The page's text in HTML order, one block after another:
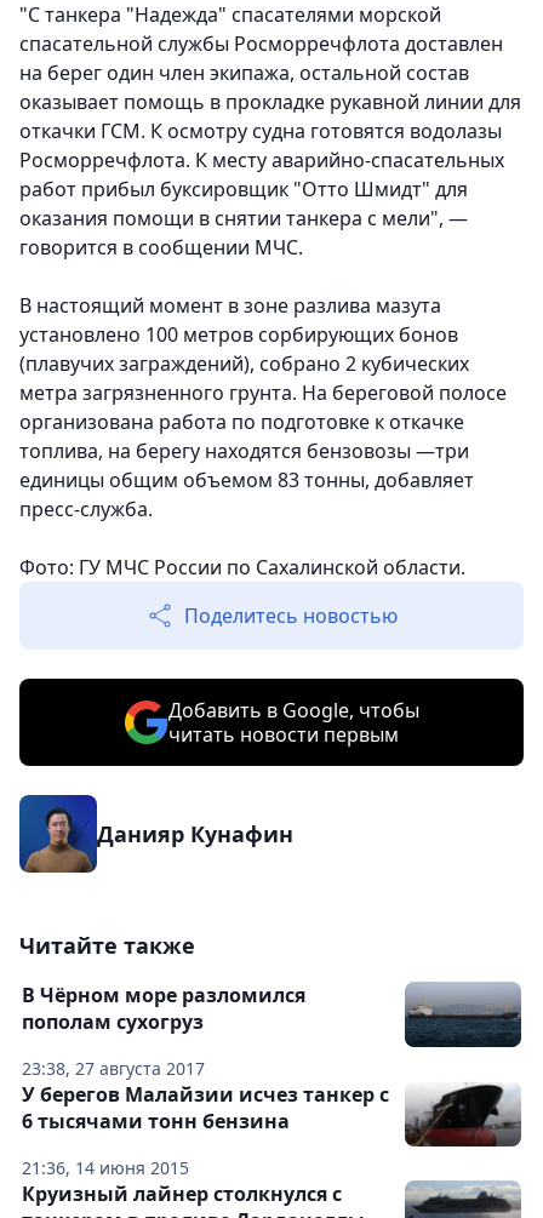
"С танкера "Надежда" спасателями морской
спасательной службы Росморречфлота доставлен
на берег один член экипажа, остальной состав
оказывает помощь в прокладке рукавной линии для
откачки ГСМ. К осмотру судна готовятся водолазы
Росморречфлота. К месту аварийно-спасательных
работ прибыл буксировщик "Отто Шмидт" для
оказания помощи в снятии танкера с мели", —
говорится в сообщении МЧС.
В настоящий момент в зоне разлива мазута
установлено 100 метров сорбирующих бонов
(плавучих заграждений), собрано 2 кубических
метра загрязненного грунта. На береговой полосе
организована работа по подготовке к откачке
топлива, на берегу находятся бензовозы —три
единицы общим объемом 83 тонны, добавляет
пресс-служба.
Фото: ГУ МЧС России по Сахалинской области.
Поделитесь новостью
Добавить в Google, чтобы
читать новости первым
Данияр Кунафин
Читайте также
23:38, 27 августа 2017
В Чёрном море разломился
пополам сухогруз
21:36, 14 июня 2015
У берегов Малайзии исчез танкер с
6 тысячами тонн бензина
Круизный лайнер столкнулся с